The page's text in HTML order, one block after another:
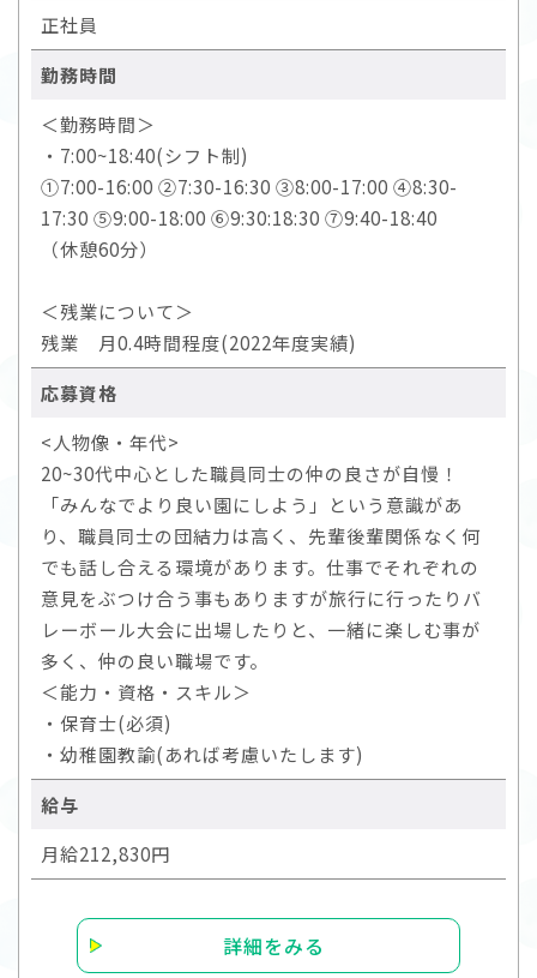
正社員
勤務時間
＜勤務時間＞
・7:00~18:40(シフト制)
①7:00-16:00 ②7:30-16:30 ③8:00-17:00 ④8:30-
17:30 ⑤9:00-18:00 ⑥9:30:18:30 ⑦9:40-18:40
（休憩60分）
＜残業について＞
残業 月0.4時間程度(2022年度実績)
応募資格
<人物像・年代>
20~30代中心とした職員同士の仲の良さが自慢！
「みんなでより良い園にしよう」という意識があ
り、職員同士の団結力は高く、先輩後輩関係なく何
でも話し合える環境があります。仕事でそれぞれの
意見をぶつけ合う事もありますが旅行に行ったりバ
レーボール大会に出場したりと、一緒に楽しむ事が
多く、仲の良い職場です。
＜能力・資格・スキル＞
・保育士(必須)
・幼稚園教諭(あれば考慮いたします)
給与
月給212,830円
詳細をみる